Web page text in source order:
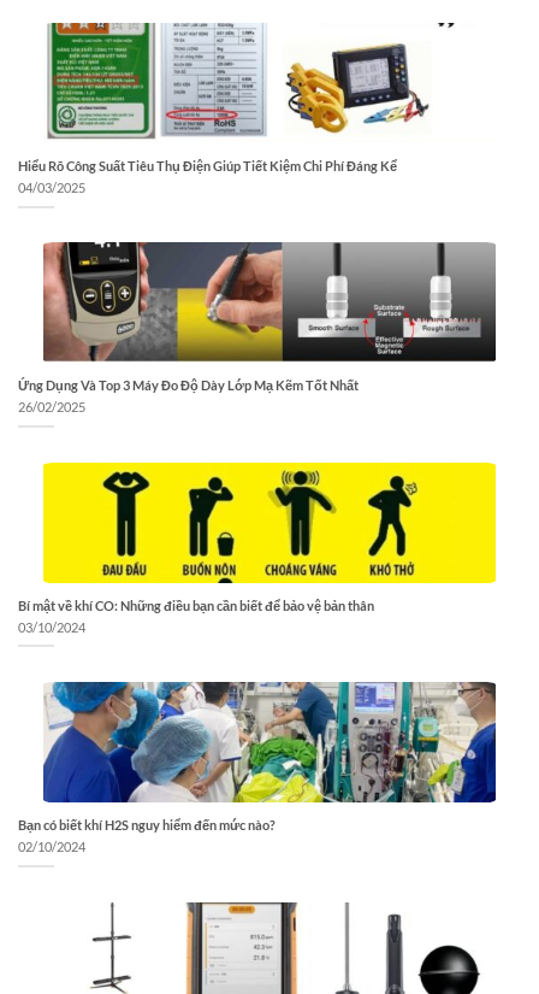
Hiểu Rõ Công Suất Tiêu Thụ Điện Giúp Tiết Kiệm Chi Phí Đáng Kể
04/03/2025
Ứng Dụng Và Top 3 Máy Đo Độ Dày Lớp Mạ Kẽm Tốt Nhất
26/02/2025
Bí mật về khí CO: Những điều bạn cần biết để bảo vệ bản thân
03/10/2024
Bạn có biết khí H2S nguy hiểm đến mức nào?
02/10/2024